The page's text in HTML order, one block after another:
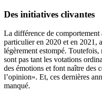
Des initiatives clivantes
La différence de
particulier en 2020 et en 2021,
légèrement estompé.
sont pas tant les votations
des émotions et font naître des
l’opinion». Et, ces dernières
manqué.